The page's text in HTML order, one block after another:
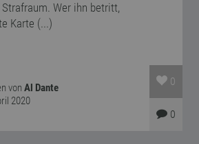
Wer ihn betritt,
Karte (...)
vonAl Dante
2020
0
0